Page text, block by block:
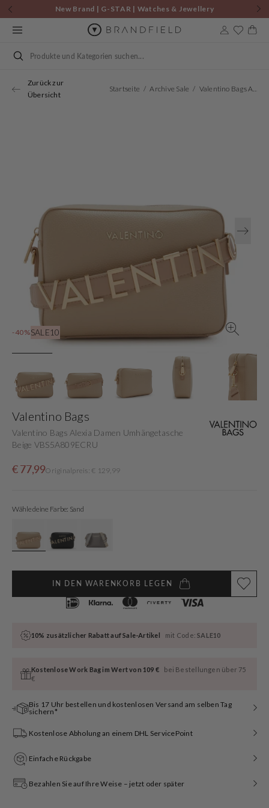
Zum
Inhalt
springen
New Brand | G-STAR | Watches & Jewellery
Suchen
Zurück zur
Übersicht
Startseite Archive Sale Valentino Bags Alexia Damen Umhängetasche Beige VBS5A809ECRU
-40%SALE10
Öffnen
in
der
Galerieansicht
Valentino Bags
Valentino Bags Alexia Damen Umhängetasche
Beige VBS5A809ECRU
Verkaufspreis
€ 77,99
NormalerOriginalpreis: € 129,99
Wähle deine Farbe: Sand
IN DEN WARENKORB LEGEN
10% zusätzlicher Rabatt auf Sale-Artikel mit Code:SALE10
Kostenlose Work Bag im Wert von 109 €
bei Bestellungen über 75
€
Bis 17 Uhr bestellen und kostenlosen Versand am selben Tag
sichern*
Kostenlose Abholung an einem DHL ServicePoint
Einfache Rückgabe
Bezahlen Sie auf Ihre Weise – jetzt oder später